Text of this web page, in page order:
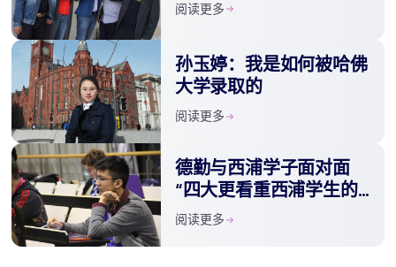
阅读更多
孙玉婷：我是如何被哈佛
大学录取的
阅读更多
德勤与西浦学子面对面
“四大更看重西浦学生的
领导力”
阅读更多